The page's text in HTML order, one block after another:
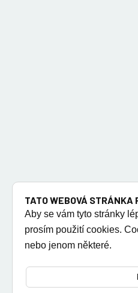
TATO WEBOVÁ STRÁNKA
Aby se vám tyto stránky
prosím použití cookies.
nebo jenom některé.